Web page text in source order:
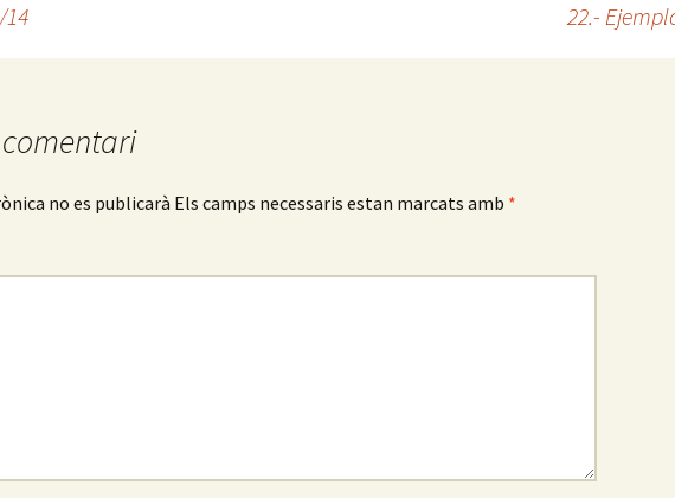
14 22.-
no es publicarà Els camps necessaris estan marcats amb *